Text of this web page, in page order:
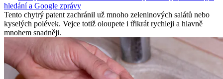
hledání a Google zprávy
Tento chytrý patent zachránil už mnoho zeleninových salátů nebo
kyselých polévek. Vejce totiž oloupete i třikrát rychleji a hlavně
mnohem snadněji.